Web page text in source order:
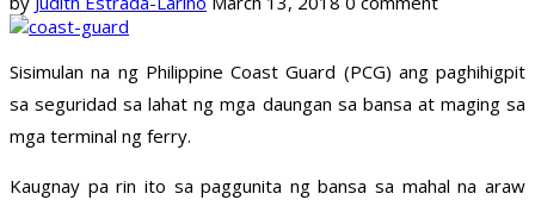
Sisimulan na ng Philippine Coast Guard (PCG) ang paghihigpit
sa seguridad sa lahat ng mga daungan sa bansa at maging sa
mga terminal ng ferry.
Kaugnay pa rin ito sa paggunita ng bansa sa mahal na araw